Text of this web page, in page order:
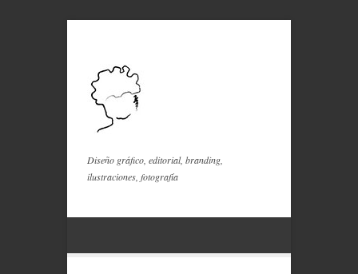
Diseño gráfico, editorial, branding,
ilustraciones, fotografía